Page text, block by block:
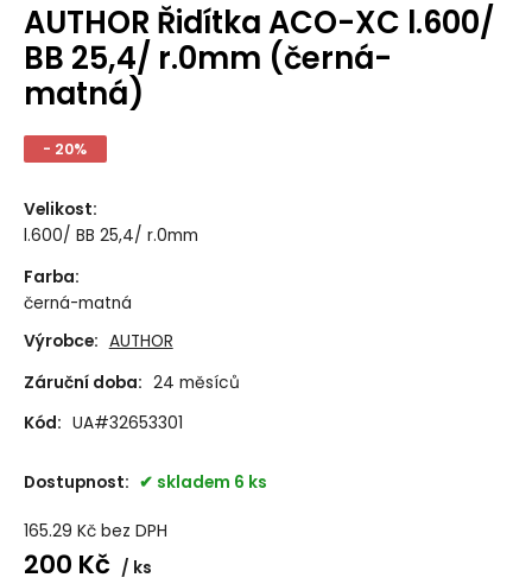
AUTHOR Řidítka ACO-XC l.600/
BB 25,4/ r.0mm (černá-
matná)
- 20%
Velikost:
l.600/ BB 25,4/ r.0mm
Farba:
černá-matná
Výrobce: AUTHOR
Záruční doba: 24 měsíců
Kód: UA#32653301
Dostupnost: skladem 6 ks
165.29 Kč bez DPH
200 Kč
ks